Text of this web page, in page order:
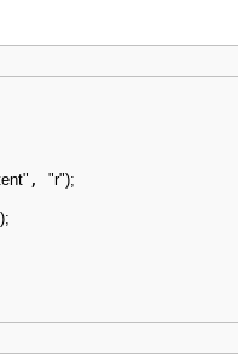
, "r");
);